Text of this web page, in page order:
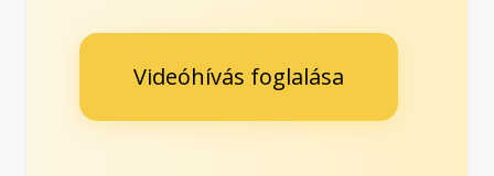
Videóhívás foglalása